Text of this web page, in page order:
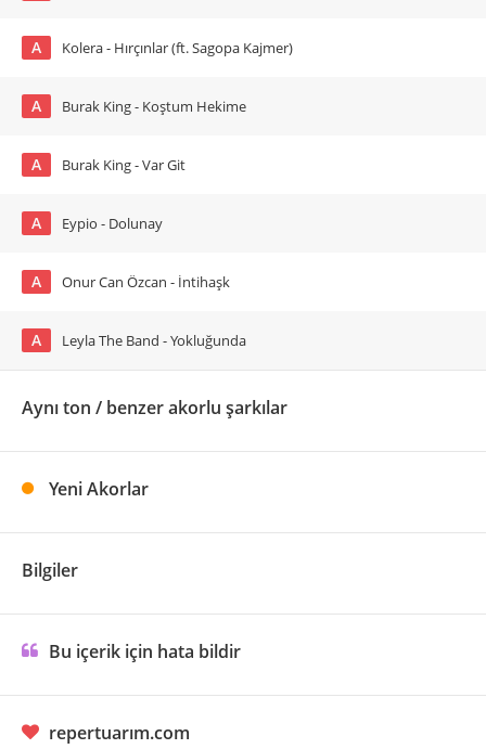
A Kolera - Hırçınlar (ft. Sagopa Kajmer)
A Burak King - Koştum Hekime
A Burak King - Var Git
A Eypio - Dolunay
A Onur Can Özcan - İntihaşk
A Leyla The Band - Yokluğunda
Aynı ton / benzer akorlu şarkılar
Yeni Akorlar
Bilgiler
Bu içerik için hata bildir
repertuarım.com